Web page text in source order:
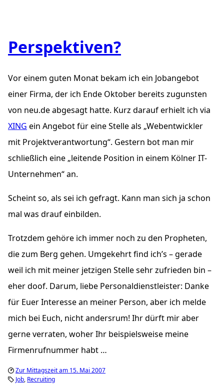
Perspektiven?
Vor einem guten Monat bekam ich ein Jobangebot
einer Firma, der ich Ende Oktober bereits zugunsten
von neu.de abgesagt hatte. Kurz darauf erhielt ich via
XING ein Angebot für eine Stelle als „Webentwickler
mit Projektverantwortung“. Gestern bot man mir
schließlich eine „leitende Position in einem Kölner IT-
Unternehmen“ an.
Scheint so, als sei ich gefragt. Kann man sich ja schon
mal was drauf einbilden.
Trotzdem gehöre ich immer noch zu den Propheten,
die zum Berg gehen. Umgekehrt find ich’s – gerade
weil ich mit meiner jetzigen Stelle sehr zufrieden bin –
eher doof. Darum, liebe Personaldienstleister: Danke
für Euer Interesse an meiner Person, aber ich melde
mich bei Euch, nicht andersrum! Ihr dürft mir aber
gerne verraten, woher Ihr beispielsweise meine
Firmenrufnummer habt …
Zur Mittagszeit am 15. Mai 2007
Job Recruiting